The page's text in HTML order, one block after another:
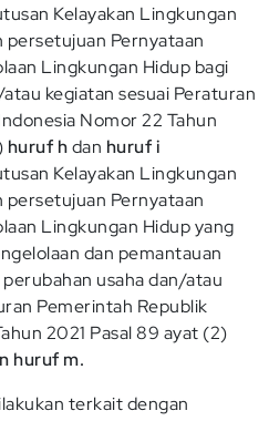
Kelayakan Lingkungan
persetujuan Pernyataan
Lingkungan Hidup bagi
kegiatan sesuai Peraturan
Nomor 22 Tahun
huruf hdan huruf i
Kelayakan Lingkungan
persetujuan Pernyataan
Lingkungan Hidup yang
dan pemantauan
usaha dan/atau
Pemerintah Republik
2021 Pasal 89 ayat (2)
huruf m.
terkait dengan